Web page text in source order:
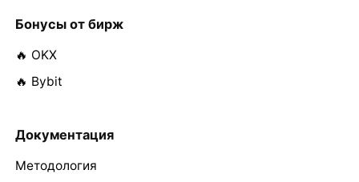
Бонусы от бирж
🔥 OKX
🔥 Bybit
Документация
Методология